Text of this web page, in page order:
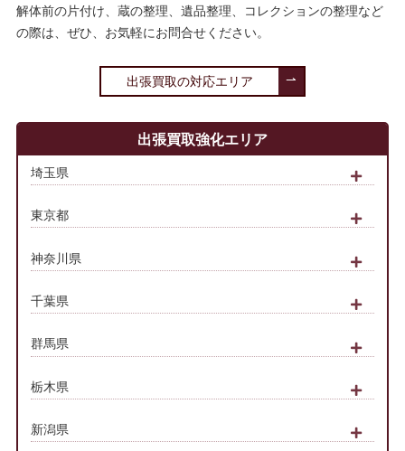
解体前の片付け、蔵の整理、遺品整理、コレクションの整理など
の際は、ぜひ、お気軽にお問合せください。
出張買取の対応エリア
出張買取強化エリア
埼玉県
東京都
神奈川県
千葉県
群馬県
栃木県
新潟県